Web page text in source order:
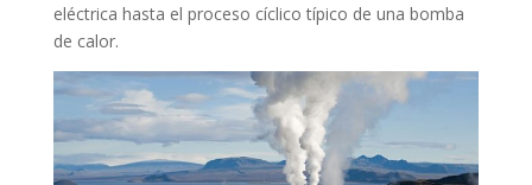
eléctrica hasta el proceso cíclico típico de una bomba
de calor.